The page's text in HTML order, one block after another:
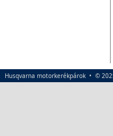
Husqvarna motorkerékpárok • ©